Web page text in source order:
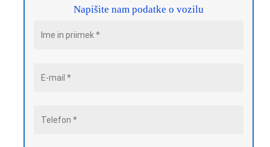
Napišite nam podatke o vozilu